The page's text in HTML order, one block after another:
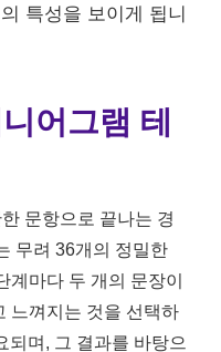
특성을 보이게 됩니
어그램 테
문항으로 끝나는 경
무려 36개의 정밀한
계마다 두 개의 문장이
느껴지는 것을 선택하
되며, 그 결과를 바탕으